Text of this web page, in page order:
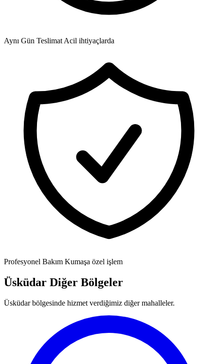
Aynı Gün Teslimat Acil ihtiyaçlarda
Profesyonel Bakım Kumaşa özel işlem
Üsküdar Diğer Bölgeler
Üsküdar bölgesinde hizmet verdiğimiz diğer mahalleler.